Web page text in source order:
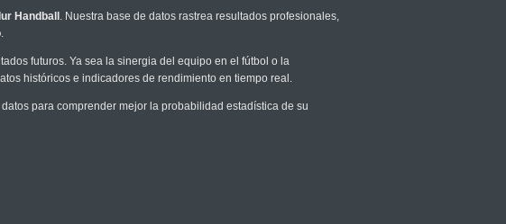
Handball . Nuestra base de datos rastrea resultados profesionales,
.
futuros. Ya sea la sinergia del equipo en el fútbol o la
históricos e indicadores de rendimiento en tiempo real.
para comprender mejor la probabilidad estadística de su